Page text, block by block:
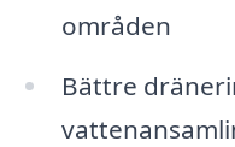
områden
Bättre